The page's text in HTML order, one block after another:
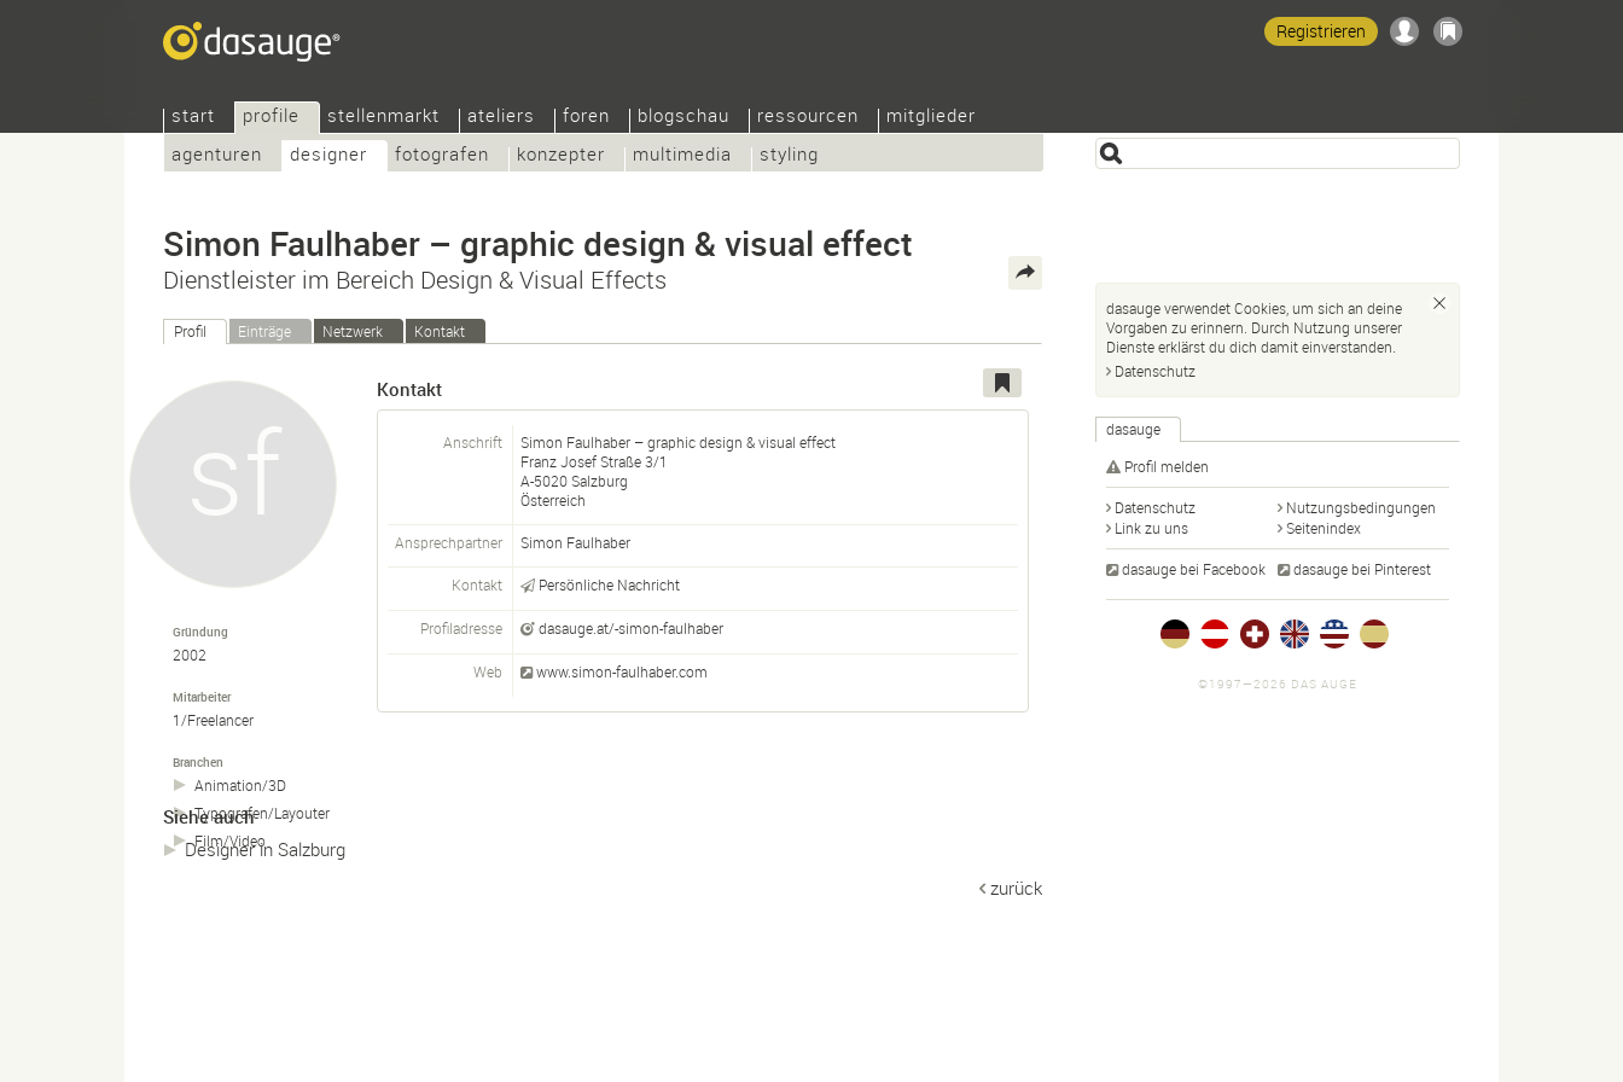
start
profile
agenturen
designer fotografen konzepter multimedia styling
stellenmarkt ateliers foren blogschau ressourcen mitglieder
Registrieren
Simon Faulhaber – graphic design & visual effect
Dienstleister im Bereich Design & Visual Effects
Profil Einträge Netzwerk Kontakt
Gründung
2002
Mitarbeiter
1/Freelancer
Branchen
Animation/3D
Typografen/Layouter
Film/Video
Kontakt
Anschrift
Simon Faulhaber – graphic design & visual effect
Franz Josef Straße 3/1
A-5020Salzburg
Österreich
Ansprechpartner Simon Faulhaber
Kontakt Persönliche Nachricht
Profiladresse dasauge.at/-simon-faulhaber
Web www.simon-faulhaber.com
Siehe auch
Designer in Salzburg
zurück
dasauge verwendet Cookies, um sich an deine
Vorgaben zu erinnern. Durch Nutzung unserer
Dienste erklärst du dich damit einverstanden.
Datenschutz
dasauge
Profil melden
Datenschutz
Nutzungsbedingungen
Link zu uns
Seitenindex
dasauge bei Facebook dasauge bei Pinterest
©1997—2026 DAS AUGE